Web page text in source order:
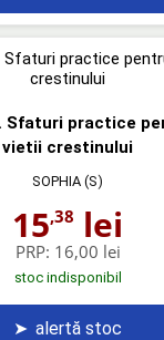
Sfaturi practice
vietii crestinului
SOPHIA (S)
15,38 lei
PRP: 16,00 lei
stoc indisponibil
➤ alertă stoc